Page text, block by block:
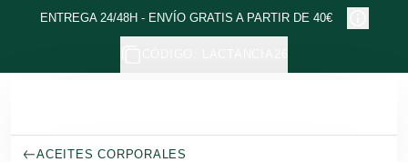
Ir al contenido principal
ENTREGA 24/48H - ENVÍO GRATIS A PARTIR DE 40€
ACEITES CORPORALES